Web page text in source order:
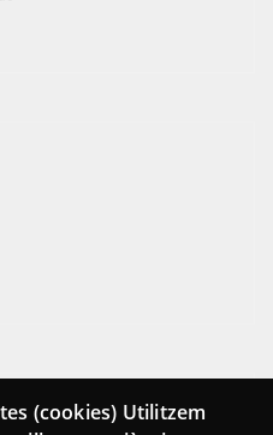
(cookies) Utilitzem